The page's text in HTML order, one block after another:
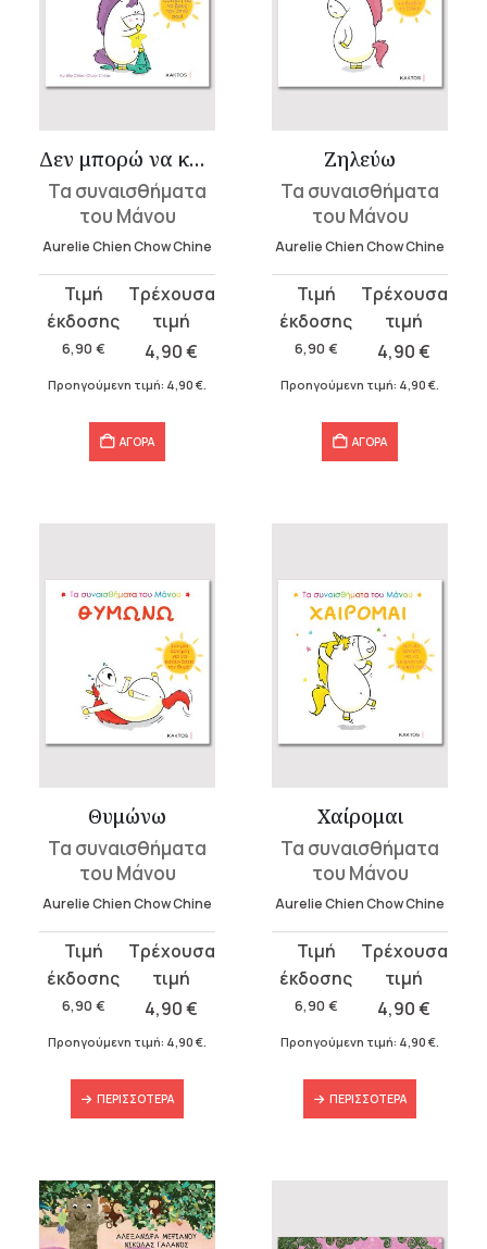
Δεν μπορώ να κοιμηθώ
Τα συναισθήματα
του Μάνου
Aurelie Chien Chow Chine
6,90 €
Original
price
was:
4,90€
τρέχουσα
τιμή
Προηγούμενη τιμή: 4,90 €
ΑΓΟΡΑ
Ζηλεύω
Τα συναισθήματα
του Μάνου
Aurelie Chien Chow Chine
6,90 €
Original
price
was:
4,90€
τρέχουσα
τιμή
Προηγούμενη τιμή: 4,90 €
ΑΓΟΡΑ
Θυμώνω
Τα συναισθήματα
του Μάνου
Aurelie Chien Chow Chine
6,90 €
Original
price
was:
6,90 €.
4,90€
τρέχουσα
τιμή
είναι:
Προηγούμενη τιμή: 4,90 €.
ΠΕΡΙΣΣΌΤΕΡΑ
Χαίρομαι
Τα συναισθήματα
του Μάνου
Aurelie Chien Chow Chine
6,90 €
Original
price
was:
6,90 €.
4,90€
τρέχουσα
τιμή
είναι:
Προηγούμενη τιμή: 4,90 €.
ΠΕΡΙΣΣΌΤΕΡΑ